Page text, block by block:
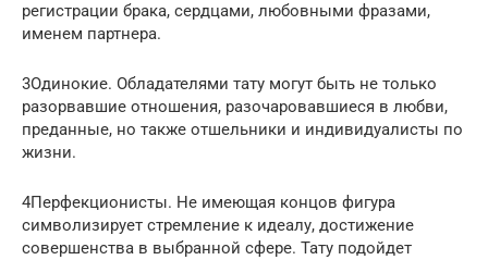
регистрации брака, сердцами, любовными фразами,
именем партнера.
3Одинокие. Обладателями тату могут быть не только
разорвавшие отношения, разочаровавшиеся в любви,
преданные, но также отшельники и индивидуалисты по
жизни.
4Перфекционисты. Не имеющая концов фигура
символизирует стремление к идеалу, достижение
совершенства в выбранной сфере. Тату подойдет